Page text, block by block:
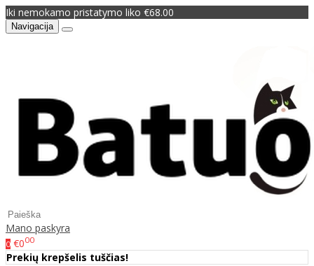
Iki nemokamo pristatymo liko €68.00
Navigacija
Mano paskyra
0 €000
Prekių krepšelis tuščias!